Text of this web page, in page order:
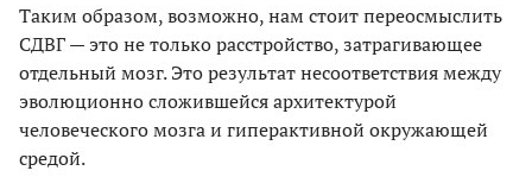
Таким образом, возможно, нам стоит переосмыслить
СДВГ — это не только расстройство, затрагивающее
отдельный мозг. Это результат несоответствия между
эволюционно сложившейся архитектурой
человеческого мозга и гиперактивной окружающей
средой.